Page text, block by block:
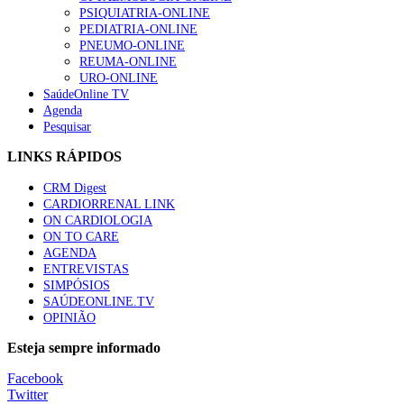
“Os programas de rastreio do cancro do pulmão são custo-
93 visualizações
Quase quatro em cada dez doentes com enfarte
Trodelvy aprovado para primeira linha no cancro da
61 visualizações
MAIS NOTÍCIAS
7 Ago, 2026
PSIQUIATRIA-ONLINE
PEDIATRIA-ONLINE
PNEUMO-ONLINE
REUMA-ONLINE
URO-ONLINE
SaúdeOnline TV
Agenda
Pesquisar
LINKS RÁPIDOS
CRM Digest
CARDIORRENAL LINK
ON CARDIOLOGIA
ON TO CARE
AGENDA
ENTREVISTAS
SIMPÓSIOS
SAÚDEONLINE.TV
OPINIÃO
Esteja sempre informado
Facebook
Twitter